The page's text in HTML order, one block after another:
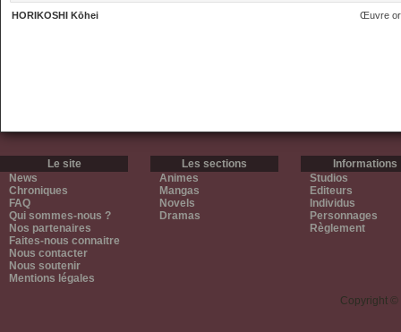
HORIKOSHI Kōhei Œuvre
Le site
News
Chroniques
FAQ
Qui sommes-nous ?
Nos partenaires
Faites-nous connaitre
Nous contacter
Nous soutenir
Mentions légales
Les sections
Animes
Mangas
Novels
Dramas
Informations
Studios
Editeurs
Individus
Personnages
Règlement
Copyright ©